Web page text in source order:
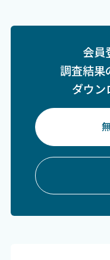
会員
調査結果
ダウン